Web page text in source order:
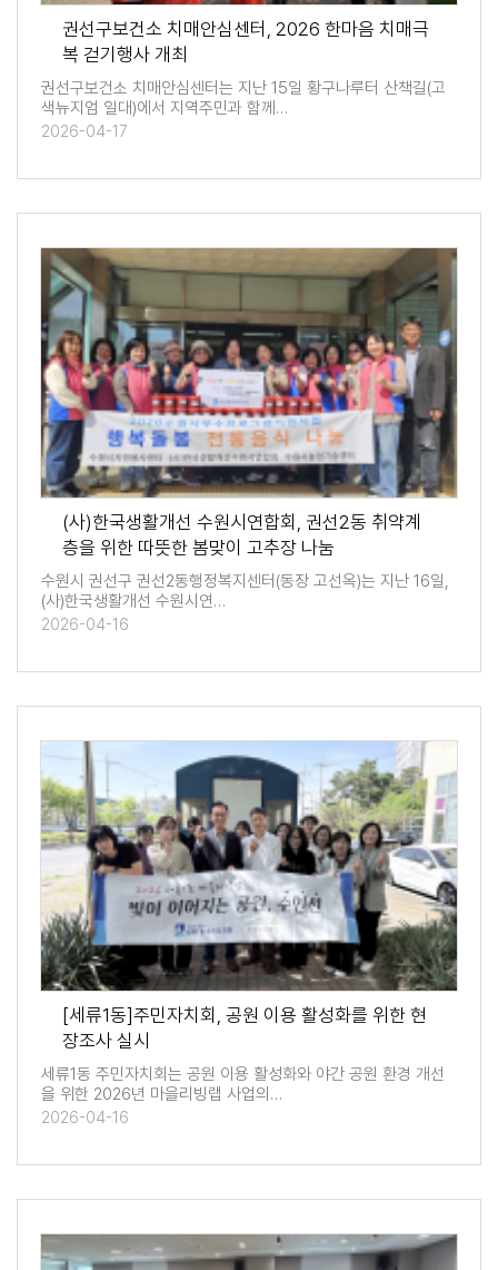
권선구보건소 치매안심센터, 2026 한마음 치매극
복 걷기행사 개최
권선구보건소 치매안심센터는 지난 15일 황구나루터 산책길(고
색뉴지엄 일대)에서 지역주민과 함께…
2026-04-17
(사)한국생활개선 수원시연합회, 권선2동 취약계
층을 위한 따뜻한 봄맞이 고추장 나눔
수원시 권선구 권선2동행정복지센터(동장 고선옥)는 지난 16일,
(사)한국생활개선 수원시연…
2026-04-16
[세류1동]주민자치회, 공원 이용 활성화를 위한 현
장조사 실시
세류1동 주민자치회는 공원 이용 활성화와 야간 공원 환경 개선
을 위한 2026년 마을리빙랩 사업의…
2026-04-16